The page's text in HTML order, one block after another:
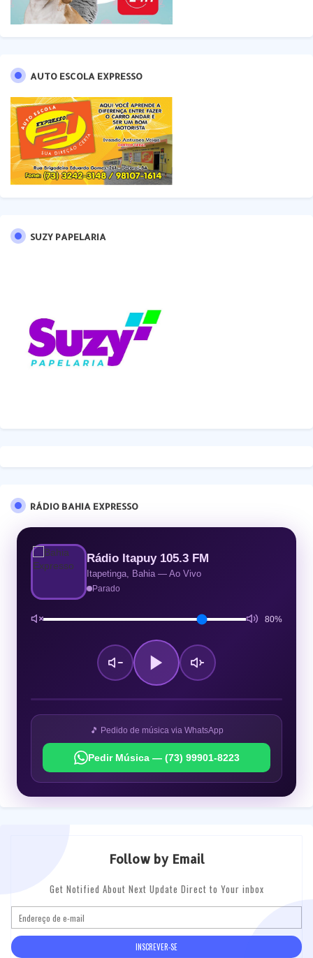
AUTO ESCOLA EXPRESSO
SUZY PAPELARIA
RÁDIO BAHIA EXPRESSO
Rádio Itapuy 105.3 FM
Itapetinga, Bahia — Ao Vivo
Parado
80%
🎵 Pedido de música via WhatsApp
Pedir Música — (73) 99901-8223
Follow by Email
Get Notified About Next Update Direct to Your inbox